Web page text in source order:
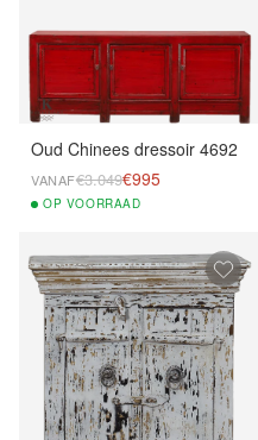
Oud Chinees dressoir 4692
VANAF€3.049€995
OP VOORRAAD